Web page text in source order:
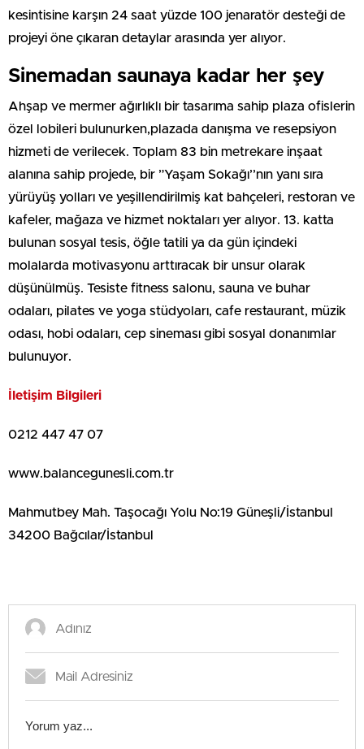
kesintisine karşın 24 saat yüzde 100 jenaratör desteği de
projeyi öne çıkaran detaylar arasında yer alıyor.
Sinemadan saunaya kadar her şey
Ahşap ve mermer ağırlıklı bir tasarıma sahip plaza ofislerin
özel lobileri bulunurken,plazada danışma ve resepsiyon
hizmeti de verilecek. Toplam 83 bin metrekare inşaat
alanına sahip projede, bir ”Yaşam Sokağı’’nın yanı sıra
yürüyüş yolları ve yeşillendirilmiş kat bahçeleri, restoran ve
kafeler, mağaza ve hizmet noktaları yer alıyor. 13. katta
bulunan sosyal tesis, öğle tatili ya da gün içindeki
molalarda motivasyonu arttıracak bir unsur olarak
düşünülmüş. Tesiste fitness salonu, sauna ve buhar
odaları, pilates ve yoga stüdyoları, cafe restaurant, müzik
odası, hobi odaları, cep sineması gibi sosyal donanımlar
bulunuyor.
İletişim Bilgileri
0212 447 47 07
www.balancegunesli.com.tr
Mahmutbey Mah. Taşocağı Yolu No:19 Güneşli/İstanbul
34200 Bağcılar/İstanbul